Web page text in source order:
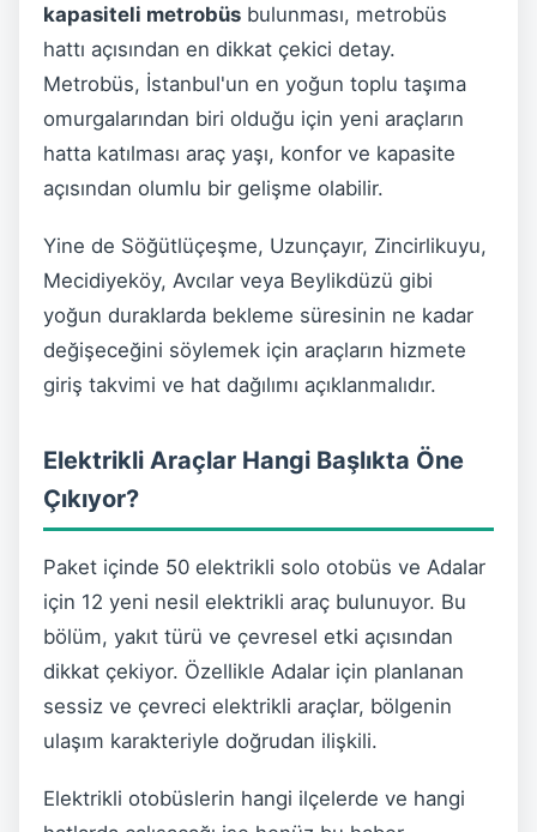
kapasiteli metrobüs bulunması, metrobüs
hattı açısından en dikkat çekici detay.
Metrobüs, İstanbul'un en yoğun toplu taşıma
omurgalarından biri olduğu için yeni araçların
hatta katılması araç yaşı, konfor ve kapasite
açısından olumlu bir gelişme olabilir.
Yine de Söğütlüçeşme, Uzunçayır, Zincirlikuyu,
Mecidiyeköy, Avcılar veya Beylikdüzü gibi
yoğun duraklarda bekleme süresinin ne kadar
değişeceğini söylemek için araçların hizmete
giriş takvimi ve hat dağılımı açıklanmalıdır.
Elektrikli Araçlar Hangi Başlıkta Öne
Çıkıyor?
Paket içinde 50 elektrikli solo otobüs ve Adalar
için 12 yeni nesil elektrikli araç bulunuyor. Bu
bölüm, yakıt türü ve çevresel etki açısından
dikkat çekiyor. Özellikle Adalar için planlanan
sessiz ve çevreci elektrikli araçlar, bölgenin
ulaşım karakteriyle doğrudan ilişkili.
Elektrikli otobüslerin hangi ilçelerde ve hangi